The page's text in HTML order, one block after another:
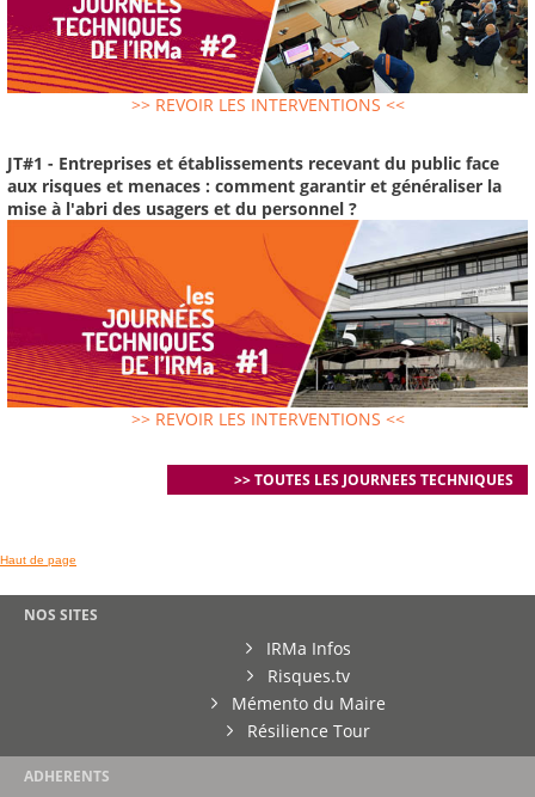
>> REVOIR LES INTERVENTIONS <<
JT#1 - Entreprises et établissements recevant du public face
aux risques et menaces : comment garantir et généraliser la
mise à l'abri des usagers et du personnel ?
>> REVOIR LES INTERVENTIONS <<
>> TOUTES LES JOURNEES TECHNIQUES
Haut de page
NOS SITES
IRMa Infos
Risques.tv
Mémento du Maire
Résilience Tour
ADHERENTS